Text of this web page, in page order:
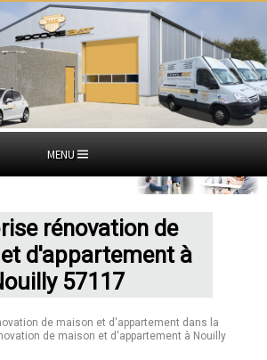
MENU
rénovation de
d'appartement à
57117
de maison et d'appartement dans la
de maison et d'appartement à Nouilly